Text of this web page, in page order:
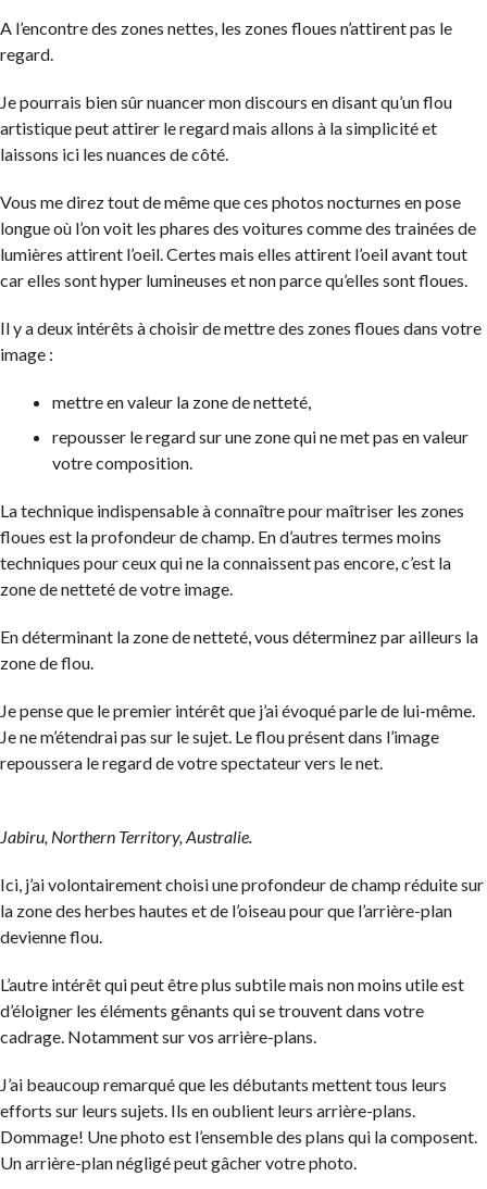
A l’encontre des zones nettes, les zones floues n’attirent pas le
regard.
Je pourrais bien sûr nuancer mon discours en disant qu’un flou
artistique peut attirer le regard mais allons à la simplicité et
laissons ici les nuances de côté.
Vous me direz tout de même que ces photos nocturnes en pose
longue où l’on voit les phares des voitures comme des trainées de
lumières attirent l’oeil. Certes mais elles attirent l’oeil avant tout
car elles sont hyper lumineuses et non parce qu’elles sont floues.
Il y a deux intérêts à choisir de mettre des zones floues dans votre
image :
mettre en valeur la zone de netteté,
repousser le regard sur une zone qui ne met pas en valeur
votre composition.
La technique indispensable à connaître pour maîtriser les zones
floues est la profondeur de champ. En d’autres termes moins
techniques pour ceux qui ne la connaissent pas encore, c’est la
zone de netteté de votre image.
En déterminant la zone de netteté, vous déterminez par ailleurs la
zone de flou.
Je pense que le premier intérêt que j’ai évoqué parle de lui-même.
Je ne m’étendrai pas sur le sujet. Le flou présent dans l’image
repoussera le regard de votre spectateur vers le net.
Jabiru, Northern Territory, Australie.
Ici, j’ai volontairement choisi une profondeur de champ réduite sur
la zone des herbes hautes et de l’oiseau pour que l’arrière-plan
devienne flou.
L’autre intérêt qui peut être plus subtile mais non moins utile est
d’éloigner les éléments gênants qui se trouvent dans votre
cadrage. Notamment sur vos arrière-plans.
J’ai beaucoup remarqué que les débutants mettent tous leurs
efforts sur leurs sujets. Ils en oublient leurs arrière-plans.
Dommage! Une photo est l’ensemble des plans qui la composent.
Un arrière-plan négligé peut gâcher votre photo.